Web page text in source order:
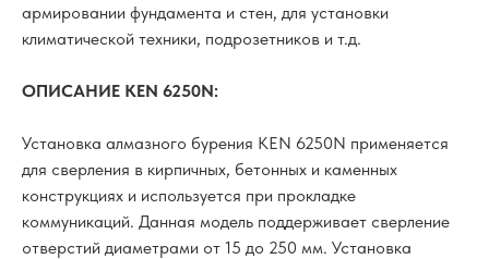
армировании фундамента и стен, для установки
климатической техники, подрозетников и т.д.
ОПИСАНИЕ KEN 6250N:
Установка алмазного бурения KEN 6250N применяется
для сверления в кирпичных, бетонных и каменных
конструкциях и используется при прокладке
коммуникаций. Данная модель поддерживает сверление
отверстий диаметрами от 15 до 250 мм. Установка